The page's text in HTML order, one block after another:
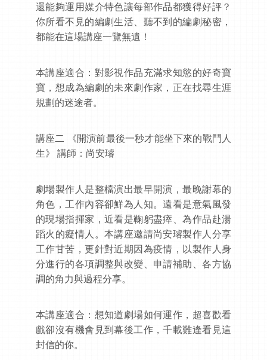
還能夠運用媒介特色讓每部作品都獲得好評？
你所看不見的編劇生活、聽不到的編劇秘密，
都能在這場講座一覽無遺！
本講座適合：對影視作品充滿求知慾的好奇寶
寶，想成為編劇的未來劇作家，正在找尋生涯
規劃的迷途者。
講座二 《開演前最後一秒才能坐下來的戰鬥人
生》 講師：尚安璿
劇場製作人是整檔演出最早開演，最晚謝幕的
角色，工作內容卻鮮為人知。遠看是意氣風發
的現場指揮家，近看是鞠躬盡瘁、為作品赴湯
蹈火的癡情人。本講座邀請尚安璿製作人分享
工作甘苦，更針對近期因為疫情，以製作人身
分進行的各項調整與改變、申請補助、各方協
調的角力與過程分享。
本講座適合：想知道劇場如何運作，超喜歡看
戲卻沒有機會見到幕後工作，千載難逢看見這
封信的你。